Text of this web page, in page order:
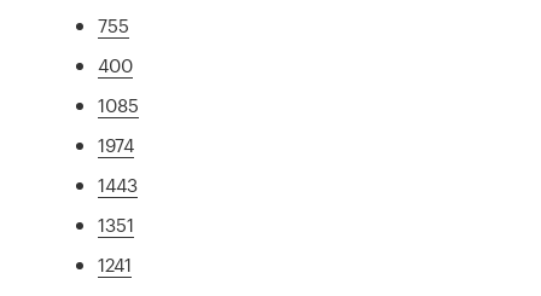
755
400
1085
1974
1443
1351
1241